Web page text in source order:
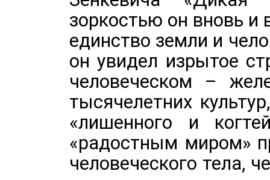
зоркостью он вновь и
единство земли и
он увидел изрытое
человеческом –
тысячелетних
«лишенного и
«радостным миром»
человеческого тела,